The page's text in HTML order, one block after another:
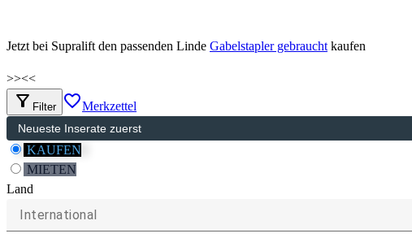
Jetzt bei Supralift den passenden Linde Gabelstapler gebrauchtkaufen
>><<
filter_alt Filter favorite_borderMerkzettel
KAUFEN
MIETEN
Land
International